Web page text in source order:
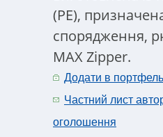
(PE),
спорядження,
MAX Zipper.
Додати в портфель
Частний лист
оголошення